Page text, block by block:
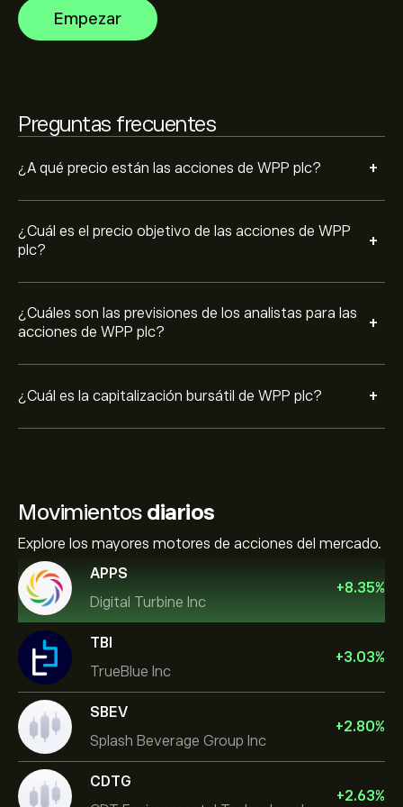
Empezar
Preguntas frecuentes
¿A qué precio están las acciones de WPP plc? +
¿Cuál es el precio objetivo de las acciones de WPP
plc?
+
¿Cuáles son las previsiones de los analistas para las
acciones de WPP plc?
+
las previsiones más recientes para conocer la evolución
futura de los precios.
¿Cuál es la capitalización bursátil de WPP plc? +
La capitalización bursátil de WPP plc se sitúa en 5.6B‎$‎
Movimientos diarios
Explore los mayores motores de acciones del mercado.
APPS
Digital Turbine Inc
+8.35%
TBI
TrueBlue Inc
+3.03%
SBEV
Splash Beverage Group Inc
+2.80%
CDTG
+2.63%